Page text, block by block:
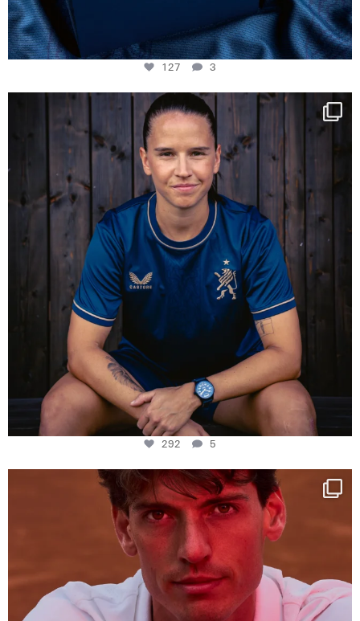
127 3
NIE USENAND GAH
Some anniversaries
292
5
292 5
One last dance at home
This week at...
321
9